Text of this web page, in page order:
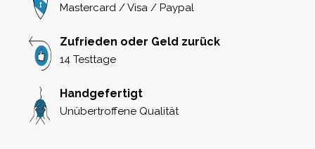
Mastercard / Visa / Paypal
Zufrieden oder Geld zurück
14 Testtage
Handgefertigt
Unübertroffene Qualität